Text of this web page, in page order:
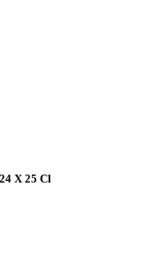
X 25 Cl